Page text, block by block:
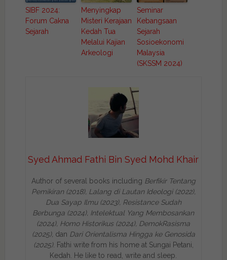
SIBF 2024:
Forum Cakna
Sejarah
Menyingkap
Misteri Kerajaan
Kedah Tua
Melalui Kajian
Arkeologi
Seminar
Kebangsaan
Sejarah
Sosioekonomi
Malaysia
(SKSSM 2024)
Syed Ahmad Fathi Bin Syed Mohd Khair
Author of several books including Berfikir Tentang
Pemikiran (2018), Lalang di Lautan Ideologi (2022),
Dua Sayap Ilmu (2023), Resistance Sudah
Berbunga (2024), Intelektual Yang Membosankan
(2024), Homo Historikus (2024), DemokRasisma
(2025), dan Dari Orientalisma Hingga ke Genosida
(2025). Fathi write from his home at Sungai Petani,
Kedah. He like to read, write and sleep.